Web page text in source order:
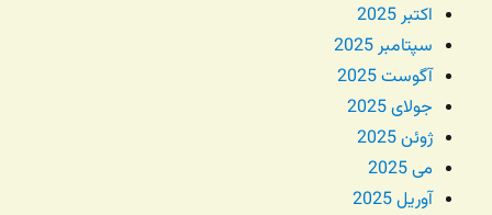
اکتبر 2025
سپتامبر 2025
آگوست 2025
جولای 2025
ژوئن 2025
می 2025
آوریل 2025